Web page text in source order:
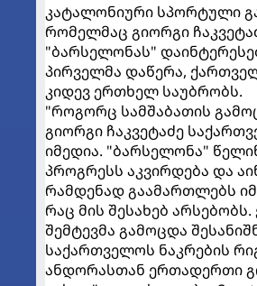
კატალონიური სპორტული
რომელმაც გიორგი
"ბარსელონას"
პირველმა დაწერა,
კიდევ ერთხელ საუბრობს.
"როგორც სამშაბათის
გიორგი ჩაკვეტაძე
იმედია. "ბარსელონა"
პროგრესს აკვირდება და
რამდენად გაამართლებს
რაც მის შესახებ
შემტევმა გამოცდა
საქართველოს ნაკრების
ანდორასთან ერთადერთი